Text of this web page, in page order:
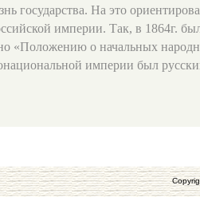
государства. На это
империи. Так, в 1864г.
«Положению о начальных
империи был